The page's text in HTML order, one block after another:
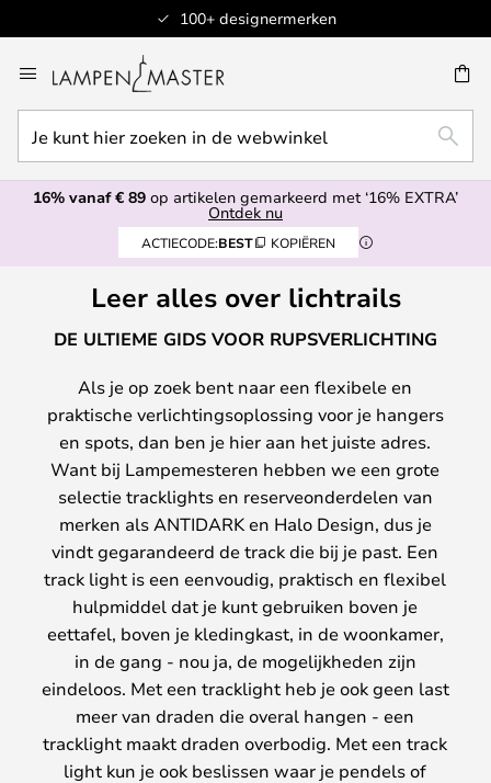
100+ designermerken
naar
de
inhoud
kunt
hier
zoeken
webwinkel
16% vanaf € 89 op artikelen gemarkeerd met ‘16% EXTRA’
Ontdek nu
ACTIECODE:BEST KOPIËREN
Leer alles over lichtrails
DE ULTIEME GIDS VOOR RUPSVERLICHTING
Als je op zoek bent naar een flexibele en
praktische verlichtingsoplossing voor je hangers
en spots, dan ben je hier aan het juiste adres.
Want bij Lampemesteren hebben we een grote
selectie tracklights en reserveonderdelen van
merken als ANTIDARK en Halo Design, dus je
vindt gegarandeerd de track die bij je past. Een
track light is een eenvoudig, praktisch en flexibel
hulpmiddel dat je kunt gebruiken boven je
eettafel, boven je kledingkast, in de woonkamer,
in de gang - nou ja, de mogelijkheden zijn
eindeloos. Met een tracklight heb je ook geen last
meer van draden die overal hangen - een
tracklight maakt draden overbodig. Met een track
light kun je ook beslissen waar je pendels of